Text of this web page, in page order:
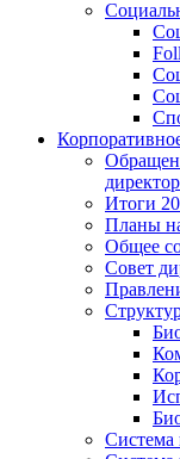
Итоги
Планы
Общее
Совет
Система